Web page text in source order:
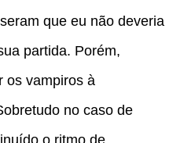
que eu não deveria
partida. Porém,
os vampiros à
no caso de
o ritmo de